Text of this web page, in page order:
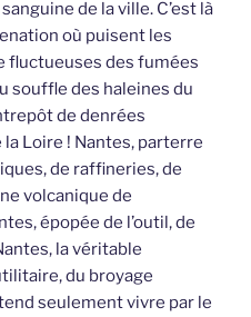
de la ville. C’est là
où puisent les
fluctueuses des fumées
souffle des haleines du
de denrées
Loire ! Nantes, parterre
de raffineries, de
volcanique de
épopée de l’outil, de
la véritable
du broyage
seulement vivre par le